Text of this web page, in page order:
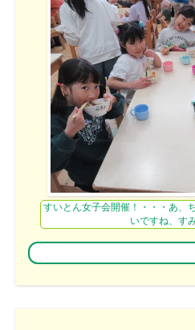
すいとん女子会開催！・・・あ、
いですね、す